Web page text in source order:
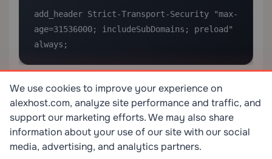
add_header Strict-Transport-Security "max-
age=31536000; includeSubDomains; preload"
always;
> 警告：仅在您完全承诺使用HTTPS后才启用HSTS。
当HSTS处于活动状态时恢复到HTTP将使浏览器已缓存
HSTS策略的用户无法访问您的网站。
稳定后，在 hstspreload.org 提交您的域到
We use cookies to improve your experience on
alexhost.com, analyze site performance and traffic, and
support our marketing efforts. We may also share
information about your use of our site with our social
media, advertising, and analytics partners.